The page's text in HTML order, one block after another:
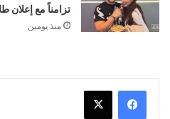
تزامناً مع إعلان
منذ يومين